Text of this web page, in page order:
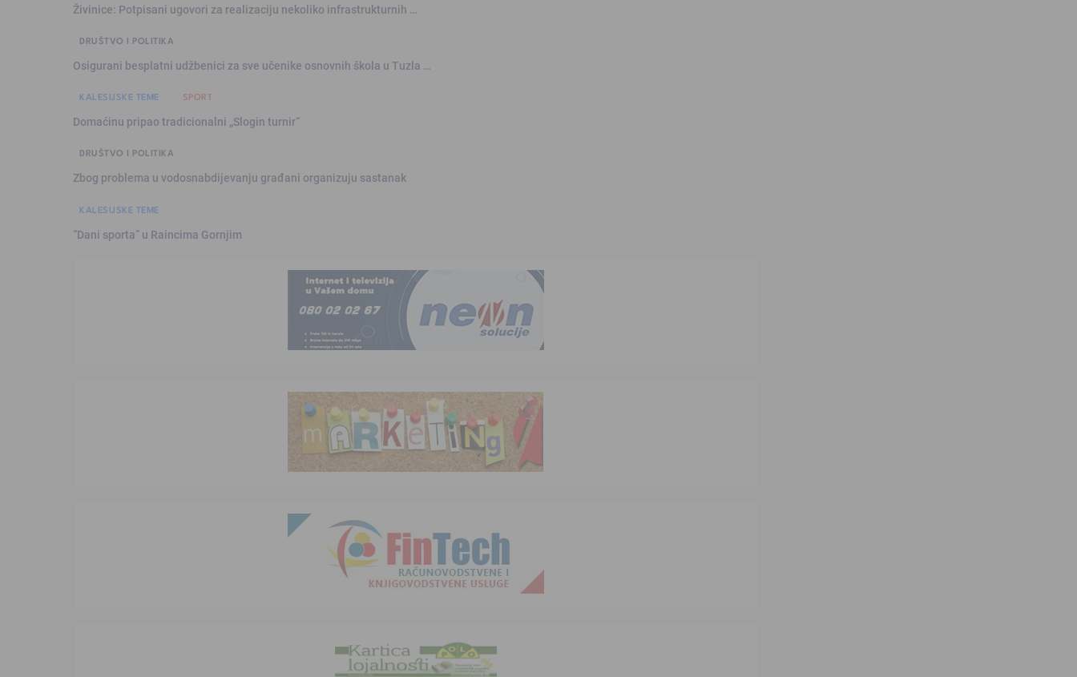
Živinice: Potpisani ugovori za realizaciju nekoliko infrastrukturnih …
DRUŠTVO I POLITIKA
Osigurani besplatni udžbenici za sve učenike osnovnih škola u Tuzla …
KALESIJSKE TEME SPORT
Domaćinu pripao tradicionalni „Slogin turnir“
DRUŠTVO I POLITIKA
Zbog problema u vodosnabdijevanju građani organizuju sastanak
KALESIJSKE TEME
“Dani sporta” u Raincima Gornjim